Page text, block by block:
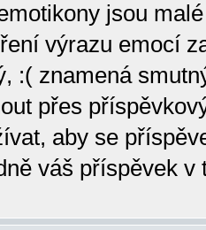
jsou
výrazu emocí
:( znamená
přes
aby se
váš příspěvek v